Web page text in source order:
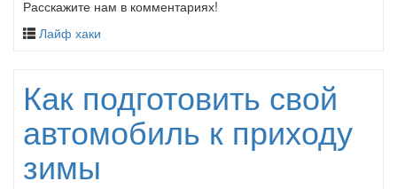
Расскажите нам в комментариях!
Лайф хаки
Как подготовить свой
автомобиль к приходу
зимы